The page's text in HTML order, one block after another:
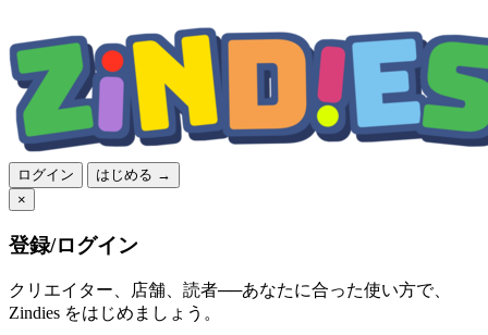
ログイン
はじめる →
×
登録/ログイン
クリエイター、店舗、読者──あなたに合った使い方で、
Zindies をはじめましょう。